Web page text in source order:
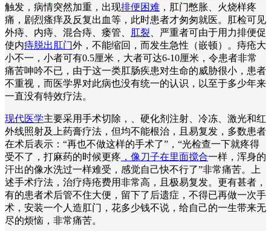
触发，病情突然加重，出现排便困难 ，肛门憋胀、火烧样疼
痛，剧烈瘙痒及反复出血等，此时患者才匆匆就医。肛检可见
外痔、内痔、混合痔、瘘管、
肛裂 、严重者可由于用力排便促
使内痔脱出肛门外，不能缩回，而发生急性（嵌顿）。痔疮大
小不一，小者可有0.5厘米，大者可达6-10厘米，令患者非常
痛苦呻吟不已，由于这一类肛肠疾患对生命的威胁很小，患者
不重视，而医学界对此病也没有统一的认识，以至于多少年来
一直没有特效疗法。
现代医学主要采用手术切除，、硬化剂注射、冷冻、激光和红
外线照射及上药膏疗法，但均不能根治，且易复发，多数患者
在术后表示：“再也不做这样的手术了”，“光检查一下就疼得
受不了，打麻药的时候更疼 ，像刀子在里面搅合一样，浑身的
汗出的像水洗过一样难受，感觉自己快不行了”非常痛苦。上
述手术疗法，治疗痔疮费用非常高，且极易复发。更有甚者，
有的患者术后管不住大便，留下了后遗症，不得已再做一次手
术，安装一个人造肛门，花多少钱不说，给自己的一生带来无
尽的烦恼，非常痛苦。